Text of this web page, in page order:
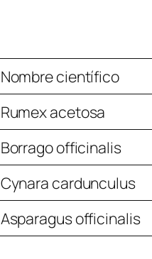
Nombre científico
Rumex acetosa
Borrago officinalis
Cynara cardunculus
Asparagus officinalis